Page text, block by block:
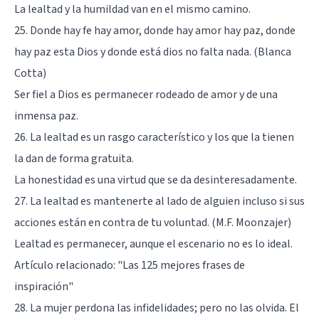
La lealtad y la humildad van en el mismo camino.
25. Donde hay fe hay amor, donde hay amor hay paz, donde
hay paz esta Dios y donde está dios no falta nada. (Blanca
Cotta)
Ser fiel a Dios es permanecer rodeado de amor y de una
inmensa paz.
26. La lealtad es un rasgo característico y los que la tienen
la dan de forma gratuita.
La honestidad es una virtud que se da desinteresadamente.
27. La lealtad es mantenerte al lado de alguien incluso si sus
acciones están en contra de tu voluntad. (M.F. Moonzajer)
Lealtad es permanecer, aunque el escenario no es lo ideal.
Artículo relacionado: "Las 125 mejores frases de
inspiración"
28. La mujer perdona las infidelidades; pero no las olvida. El